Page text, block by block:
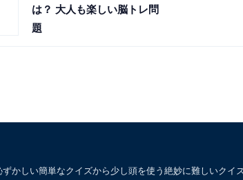
は？ 大人も楽しい脳トレ問
題
かしい簡単なクイズから少し頭を使う絶妙に難しいク